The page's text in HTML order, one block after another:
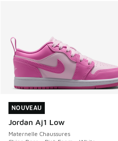
NOUVEAU
Jordan Aj1 Low
Maternelle Chaussures
NOUVEAU